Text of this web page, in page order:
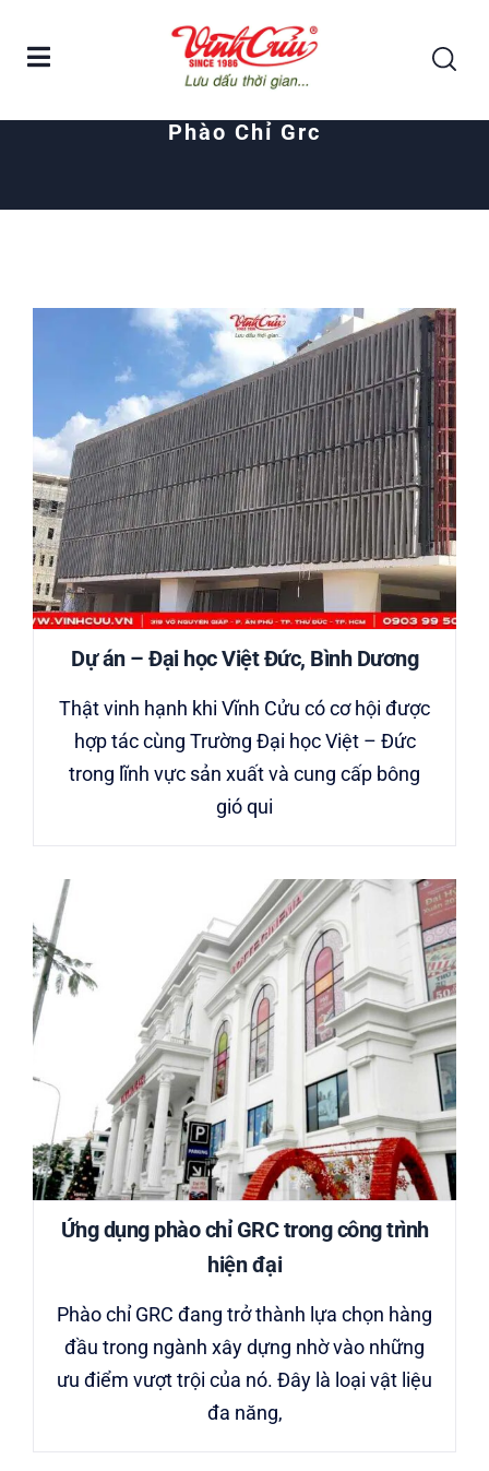
Posts tagged "phào chỉ grc"
Phào Chỉ Grc
Dự án – Đại học Việt Đức, Bình Dương
Thật vinh hạnh khi Vĩnh Cửu có cơ hội được
hợp tác cùng Trường Đại học Việt – Đức
trong lĩnh vực sản xuất và cung cấp bông
gió qui
Ứng dụng phào chỉ GRC trong công trình
hiện đại
Phào chỉ GRC đang trở thành lựa chọn hàng
đầu trong ngành xây dựng nhờ vào những
ưu điểm vượt trội của nó. Đây là loại vật liệu
đa năng,